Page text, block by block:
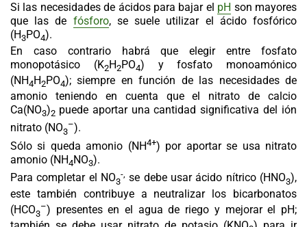
Si las necesidades de ácidos para bajar el pH son mayores
que las de fósforo, se suele utilizar el ácido fosfórico
(H3PO4).
En caso contrario habrá que elegir entre fosfato
monopotásico (K2H2PO4) y fosfato monoamónico
(NH4H2PO4); siempre en función de las necesidades de
amonio teniendo en cuenta que el nitrato de calcio
Ca(NO3)2 puede aportar una cantidad significativa del ión
nitrato (NO3
–).
Sólo si queda amonio (NH4+) por aportar se usa nitrato
amonio (NH4NO3).
Para completar el NO3
-, se debe usar ácido nítrico (HNO3),
este también contribuye a neutralizar los bicarbonatos
(HCO3
–) presentes en el agua de riego y mejorar el pH;